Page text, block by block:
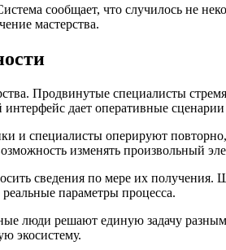
сообщает, что случилось не
мастерства.
Продвинутые специалисты
дает оперативные
и специалисты оперируют
изменять произвольный
сведения по мере их
параметры процесса.
люди решают единую задачу
экосистему.